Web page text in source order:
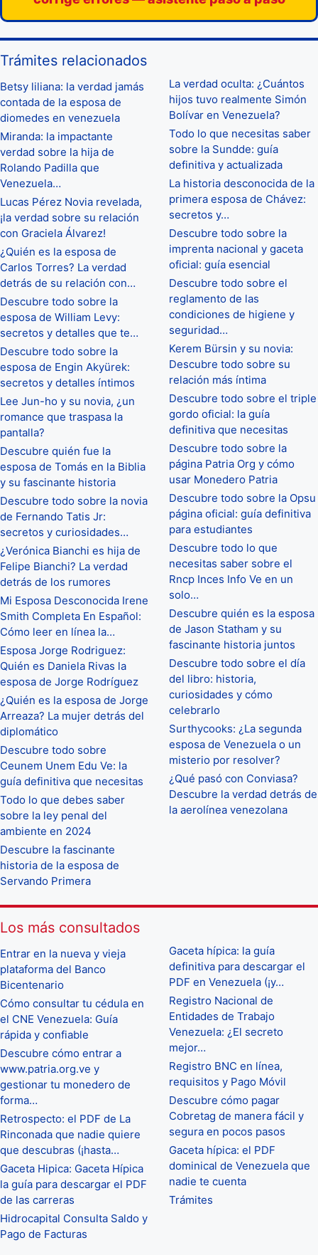
Trámites relacionados
Betsy liliana: la verdad jamás
contada de la esposa de
diomedes en venezuela
Miranda: la impactante
verdad sobre la hija de
Rolando Padilla que
Venezuela…
Lucas Pérez Novia revelada,
¡la verdad sobre su relación
con Graciela Álvarez!
¿Quién es la esposa de
Carlos Torres? La verdad
detrás de su relación con…
Descubre todo sobre la
esposa de William Levy:
secretos y detalles que te…
Descubre todo sobre la
esposa de Engin Akyürek:
secretos y detalles íntimos
Lee Jun-ho y su novia, ¿un
romance que traspasa la
pantalla?
Descubre quién fue la
esposa de Tomás en la Biblia
y su fascinante historia
Descubre todo sobre la novia
de Fernando Tatis Jr:
secretos y curiosidades…
¿Verónica Bianchi es hija de
Felipe Bianchi? La verdad
detrás de los rumores
Mi Esposa Desconocida Irene
Smith Completa En Español:
Cómo leer en línea la…
Esposa Jorge Rodriguez:
Quién es Daniela Rivas la
esposa de Jorge Rodríguez
¿Quién es la esposa de Jorge
Arreaza? La mujer detrás del
diplomático
Descubre todo sobre
Ceunem Unem Edu Ve: la
guía definitiva que necesitas
Todo lo que debes saber
sobre la ley penal del
ambiente en 2024
Descubre la fascinante
historia de la esposa de
Servando Primera
La verdad oculta: ¿Cuántos
hijos tuvo realmente Simón
Bolívar en Venezuela?
Todo lo que necesitas saber
sobre la Sundde: guía
definitiva y actualizada
La historia desconocida de la
primera esposa de Chávez:
secretos y…
Descubre todo sobre la
imprenta nacional y gaceta
oficial: guía esencial
Descubre todo sobre el
reglamento de las
condiciones de higiene y
seguridad…
Kerem Bürsin y su novia:
Descubre todo sobre su
relación más íntima
Descubre todo sobre el triple
gordo oficial: la guía
definitiva que necesitas
Descubre todo sobre la
página Patria Org y cómo
usar Monedero Patria
Descubre todo sobre la Opsu
página oficial: guía definitiva
para estudiantes
Descubre todo lo que
necesitas saber sobre el
Rncp Inces Info Ve en un
solo…
Descubre quién es la esposa
de Jason Statham y su
fascinante historia juntos
Descubre todo sobre el día
del libro: historia,
curiosidades y cómo
celebrarlo
Surthycooks: ¿La segunda
esposa de Venezuela o un
misterio por resolver?
¿Qué pasó con Conviasa?
Descubre la verdad detrás de
la aerolínea venezolana
Los más consultados
Entrar en la nueva y vieja
plataforma del Banco
Bicentenario
Cómo consultar tu cédula en
el CNE Venezuela: Guía
rápida y confiable
Descubre cómo entrar a
www.patria.org.ve y
gestionar tu monedero de
forma…
Retrospecto: el PDF de La
Rinconada que nadie quiere
que descubras (¡hasta…
Gaceta Hipica: Gaceta Hípica
la guía para descargar el PDF
de las carreras
Hidrocapital Consulta Saldo y
Pago de Facturas
Gaceta hípica: la guía
definitiva para descargar el
PDF en Venezuela (¡y…
Registro Nacional de
Entidades de Trabajo
Venezuela: ¿El secreto
mejor…
Registro BNC en línea,
requisitos y Pago Móvil
Descubre cómo pagar
Cobretag de manera fácil y
segura en pocos pasos
Gaceta hípica: el PDF
dominical de Venezuela que
nadie te cuenta
Trámites